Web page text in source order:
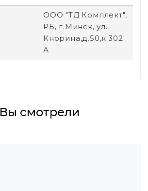
ООО "ТД Комплект",
РБ, г.Минск, ул.
Кнорина,д.50,к.302
А
Вы смотрели